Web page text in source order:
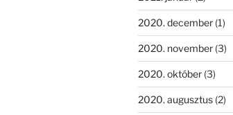
2020. december(1)
2020. november(3)
2020. október(3)
2020. augusztus(2)